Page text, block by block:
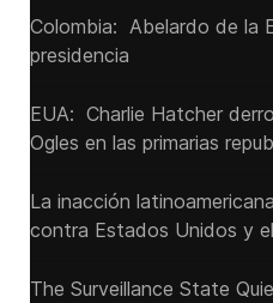
Colombia: Abelardo de la
presidencia
EUA: Charlie Hatcher
Ogles en las primarias
La inacción
contra Estados Unidos y
The Surveillance State